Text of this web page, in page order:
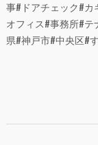
事#ドアチェック#
オフィス#事務所#
県#神戸市#中央区#